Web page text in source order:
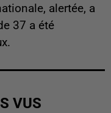
alertée, a
37 a été
VUS